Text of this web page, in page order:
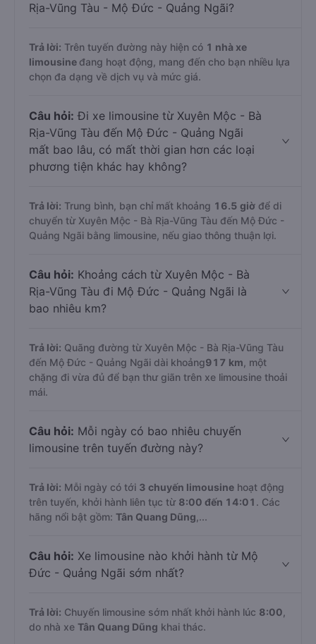
Rịa-Vũng Tàu - Mộ Đức - Quảng Ngãi?
Trả lời: Trên tuyến đường này hiện có 1 nhà xe
limousine đang hoạt động, mang đến cho bạn nhiều lựa
chọn đa dạng về dịch vụ và mức giá.
Câu hỏi: Đi xe limousine từ Xuyên Mộc - Bà
Rịa-Vũng Tàu đến Mộ Đức - Quảng Ngãi
mất bao lâu, có mất thời gian hơn các loại
phương tiện khác hay không?
Trả lời: Trung bình, bạn chỉ mất khoảng 16.5 giờ để di
chuyển từ Xuyên Mộc - Bà Rịa-Vũng Tàu đến Mộ Đức -
Quảng Ngãi bằng limousine, nếu giao thông thuận lợi.
Câu hỏi: Khoảng cách từ Xuyên Mộc - Bà
Rịa-Vũng Tàu đi Mộ Đức - Quảng Ngãi là
bao nhiêu km?
Trả lời: Quãng đường từ Xuyên Mộc - Bà Rịa-Vũng Tàu
đến Mộ Đức - Quảng Ngãi dài khoảng917 km , một
chặng đi vừa đủ để bạn thư giãn trên xe limousine thoải
mái.
Câu hỏi: Mỗi ngày có bao nhiêu chuyến
limousine trên tuyến đường này?
Trả lời: Mỗi ngày có tới 3 chuyến limousine hoạt động
trên tuyến, khởi hành liên tục từ 8:00 đến 14:01 . Các
hãng nổi bật gồm: Tân Quang Dũng ,...
Câu hỏi: Xe limousine nào khởi hành từ Mộ
Đức - Quảng Ngãi sớm nhất?
Trả lời: Chuyến limousine sớm nhất khởi hành lúc 8:00
do nhà xe Tân Quang Dũng khai thác.